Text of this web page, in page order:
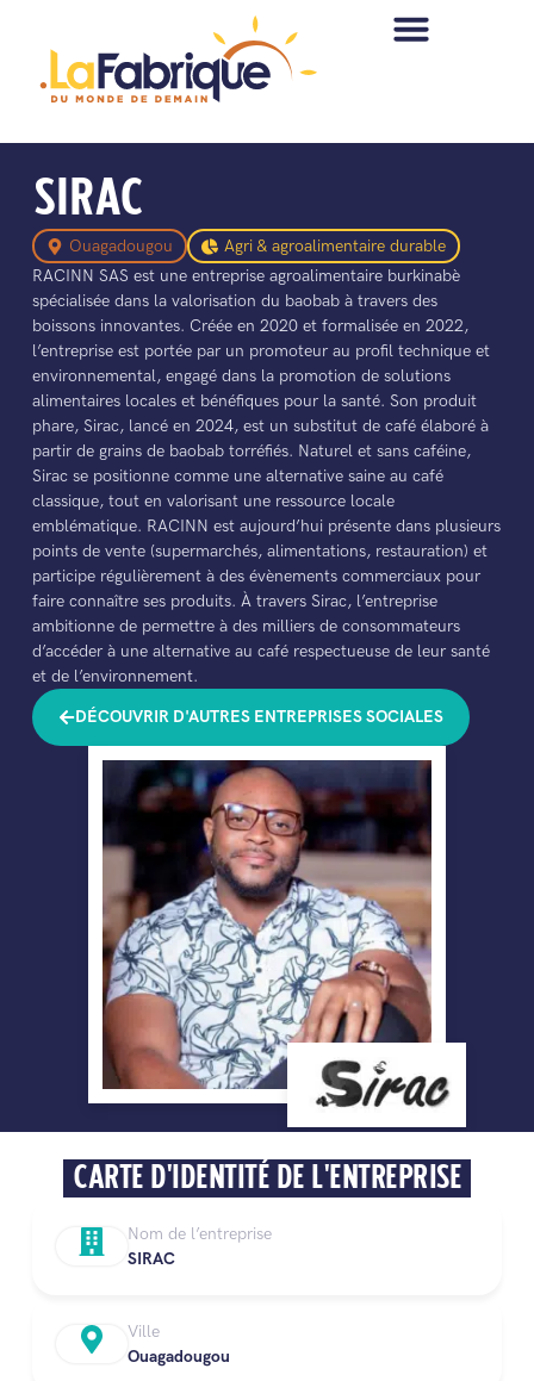
SIRAC
Ouagadougou
Agri & agroalimentaire durable
RACINN SAS est une entreprise agroalimentaire burkinabè
spécialisée dans la valorisation du baobab à travers des
boissons innovantes. Créée en 2020 et formalisée en 2022,
l’entreprise est portée par un promoteur au profil technique et
environnemental, engagé dans la promotion de solutions
alimentaires locales et bénéfiques pour la santé. Son produit
phare, Sirac, lancé en 2024, est un substitut de café élaboré à
partir de grains de baobab torréfiés. Naturel et sans caféine,
Sirac se positionne comme une alternative saine au café
classique, tout en valorisant une ressource locale
emblématique. RACINN est aujourd’hui présente dans plusieurs
points de vente (supermarchés, alimentations, restauration) et
participe régulièrement à des évènements commerciaux pour
faire connaître ses produits. À travers Sirac, l’entreprise
ambitionne de permettre à des milliers de consommateurs
d’accéder à une alternative au café respectueuse de leur santé
et de l’environnement.
DÉCOUVRIR D'AUTRES ENTREPRISES SOCIALES
CARTE D'IDENTITÉ DE L'ENTREPRISE
Nom de l’entreprise
SIRAC
Ville
Ouagadougou